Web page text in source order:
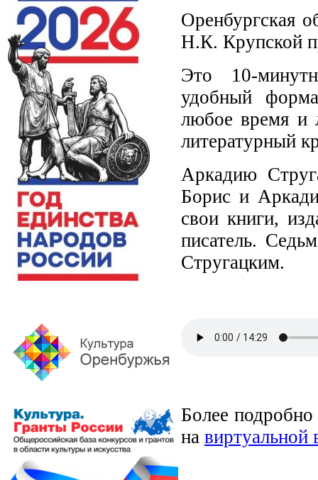
Оренбургская
Н.К. Крупской
Это 10-
удобный
любое время и
литературный
Аркадию
Борис и
свои книги,
писатель.
Стругацким.
Более
на виртуальной